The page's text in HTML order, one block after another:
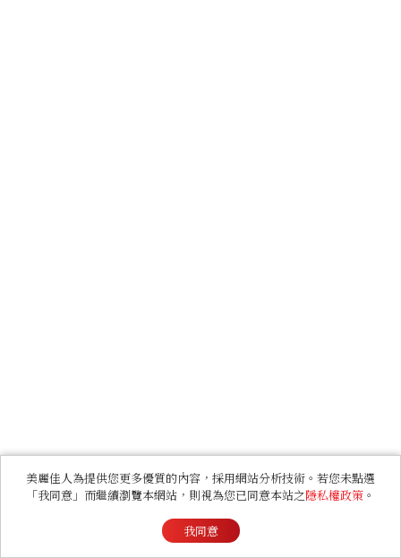
美麗佳人為提供您更多優質的內容，採用網站分析技術。若您未點選
「我同意」而繼續瀏覽本網站，則視為您已同意本站之隱私權政策 。
我同意